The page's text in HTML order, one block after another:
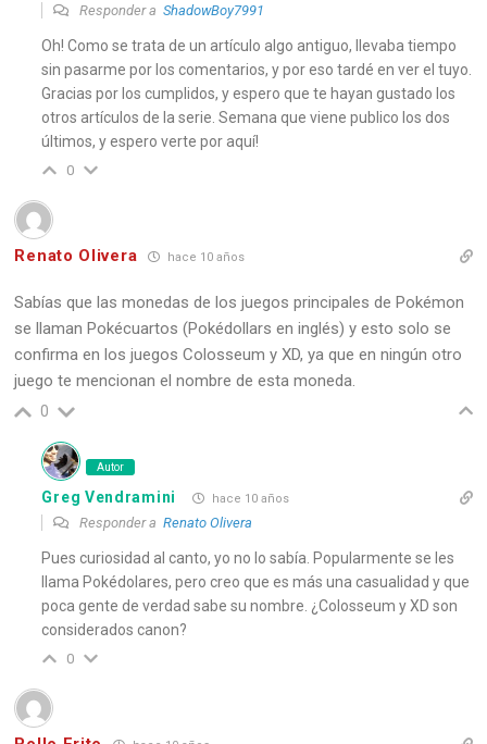
Responder aShadowBoy7991
Oh! Como se trata de un artículo algo antiguo, llevaba tiempo
sin pasarme por los comentarios, y por eso tardé en ver el tuyo.
Gracias por los cumplidos, y espero que te hayan gustado los
otros artículos de la serie. Semana que viene publico los dos
últimos, y espero verte por aquí!
0
Renato Olivera hace 10 años
Sabías que las monedas de los juegos principales de Pokémon
se llaman Pokécuartos (Pokédollars en inglés) y esto solo se
confirma en los juegos Colosseum y XD, ya que en ningún otro
juego te mencionan el nombre de esta moneda.
0
Autor
Greg Vendramini hace 10 años
Responder aRenato Olivera
Pues curiosidad al canto, yo no lo sabía. Popularmente se les
llama Pokédolares, pero creo que es más una casualidad y que
poca gente de verdad sabe su nombre. ¿Colosseum y XD son
considerados canon?
0